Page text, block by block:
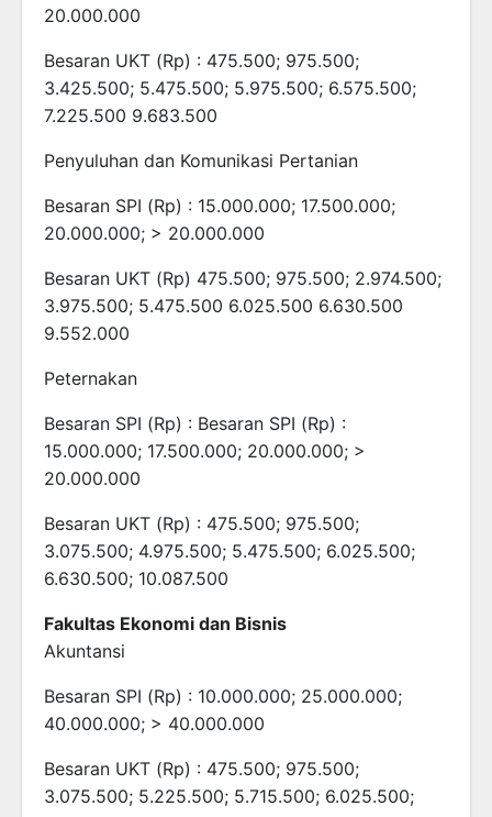
20.000.000
Besaran UKT (Rp) : 475.500; 975.500;
3.425.500; 5.475.500; 5.975.500; 6.575.500;
7.225.500 9.683.500
Penyuluhan dan Komunikasi Pertanian
Besaran SPI (Rp) : 15.000.000; 17.500.000;
20.000.000; > 20.000.000
Besaran UKT (Rp) 475.500; 975.500; 2.974.500;
3.975.500; 5.475.500 6.025.500 6.630.500
9.552.000
Peternakan
Besaran SPI (Rp) : Besaran SPI (Rp) :
15.000.000; 17.500.000; 20.000.000; >
20.000.000
Besaran UKT (Rp) : 475.500; 975.500;
3.075.500; 4.975.500; 5.475.500; 6.025.500;
6.630.500; 10.087.500
Fakultas Ekonomi dan Bisnis
Akuntansi
Besaran SPI (Rp) : 10.000.000; 25.000.000;
40.000.000; > 40.000.000
Besaran UKT (Rp) : 475.500; 975.500;
3.075.500; 5.225.500; 5.715.500; 6.025.500;